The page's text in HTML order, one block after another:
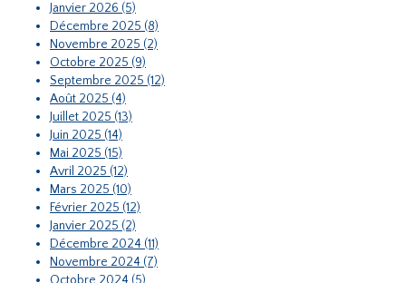
Janvier 2026 (5)
Décembre 2025 (8)
Novembre 2025 (2)
Octobre 2025 (9)
Septembre 2025 (12)
Août 2025 (4)
Juillet 2025 (13)
Juin 2025 (14)
Mai 2025 (15)
Avril 2025 (12)
Mars 2025 (10)
Février 2025 (12)
Janvier 2025 (2)
Décembre 2024 (11)
Novembre 2024 (7)